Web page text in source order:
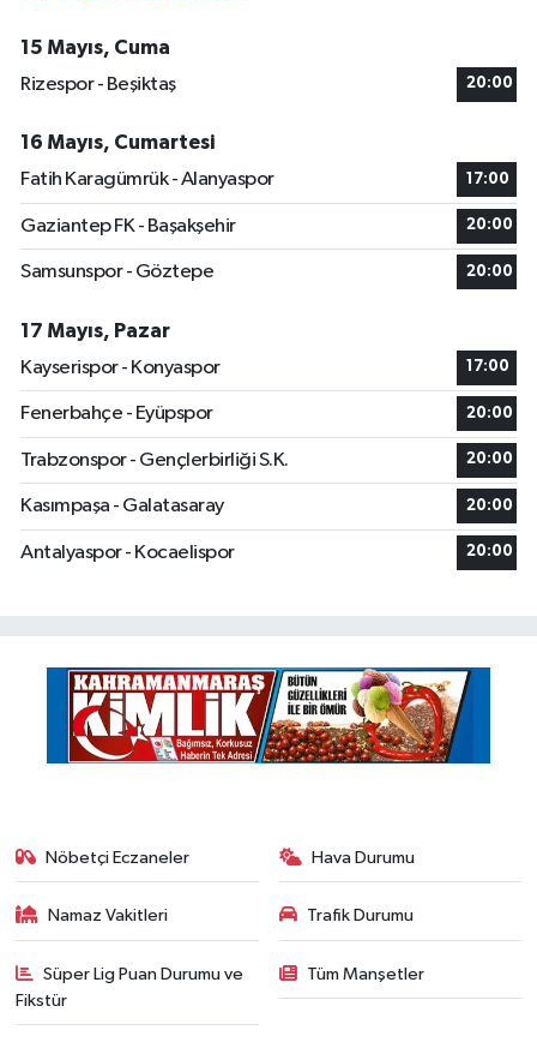
15 Mayıs, Cuma
Rizespor - Beşiktaş
20:00
16 Mayıs, Cumartesi
Fatih Karagümrük - Alanyaspor
17:00
Gaziantep FK - Başakşehir 20:00
Samsunspor - Göztepe 20:00
17 Mayıs, Pazar
Kayserispor - Konyaspor
17:00
Fenerbahçe - Eyüpspor 20:00
Trabzonspor - Gençlerbirliği S.K. 20:00
Kasımpaşa - Galatasaray 20:00
Antalyaspor - Kocaelispor 20:00
Nöbetçi Eczaneler Hava Durumu
Namaz Vakitleri Trafik Durumu
Süper Lig Puan Durumu ve
Fikstür
Tüm Manşetler